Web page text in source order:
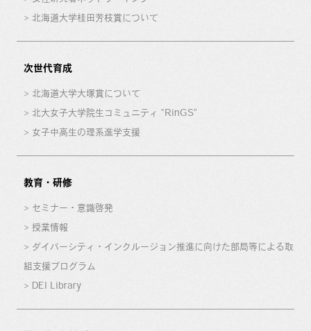
北海道大学桂田芳枝賞について
次世代育成
北海道大学大塚賞について
北大女子大学院生コミュニティ “RinGS”
女子中高生の理系進学支援
教育・研修
セミナー・意識啓発
授業情報
ダイバーシティ・インクルージョン推進に向けた部局等による取
組支援プログラム
DEI Library